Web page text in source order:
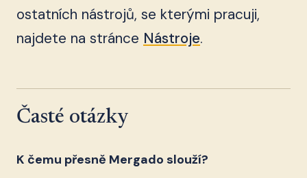
ostatních nástrojů, se kterými pracuji,
najdete na stránce Nástroje.
Časté otázky
K čemu přesně Mergado slouží?